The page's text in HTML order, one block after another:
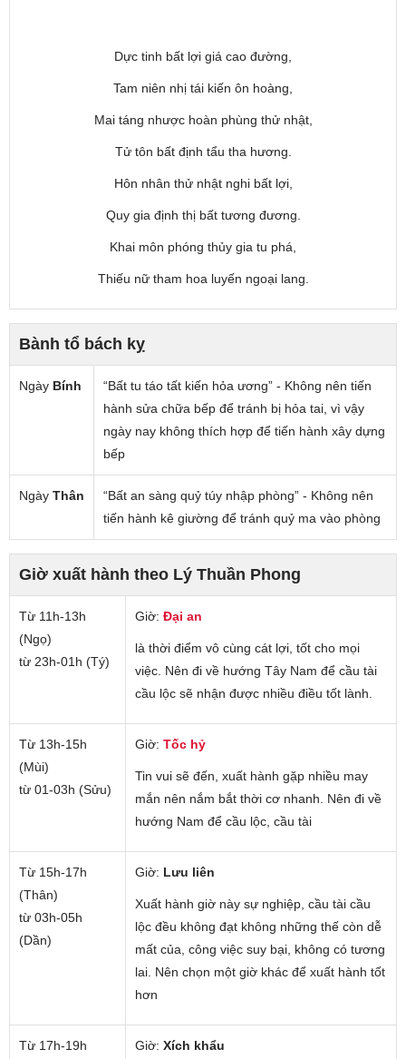
Dực tinh bất lợi giá cao đường,
Tam niên nhị tái kiến ôn hoàng,
Mai táng nhược hoàn phùng thử nhật,
Tử tôn bất định tẩu tha hương.
Hôn nhân thử nhật nghi bất lợi,
Quy gia định thị bất tương đương.
Khai môn phóng thủy gia tu phá,
Thiếu nữ tham hoa luyến ngoại lang.
Bành tổ bách kỵ
Ngày Bính
“Bất tu táo tất kiến hỏa ương” - Không nên tiến
hành sửa chữa bếp để tránh bị hỏa tai, vì vậy
ngày nay không thích hợp để tiến hành xây dựng
bếp
Ngày Thân
“Bất an sàng quỷ túy nhập phòng” - Không nên
tiến hành kê giường để tránh quỷ ma vào phòng
Giờ xuất hành theo Lý Thuần Phong
Từ 11h-13h
(Ngọ)
từ 23h-01h (Tý)
Giờ: Đại an
là thời điểm vô cùng cát lợi, tốt cho mọi
việc. Nên đi về hướng Tây Nam để cầu tài
cầu lộc sẽ nhận được nhiều điều tốt lành.
Từ 13h-15h
(Mùi)
từ 01-03h (Sửu)
Giờ: Tốc hỷ
Tin vui sẽ đến, xuất hành gặp nhiều may
mắn nên nắm bắt thời cơ nhanh. Nên đi về
hướng Nam để cầu lộc, cầu tài
Từ 15h-17h
(Thân)
từ 03h-05h
(Dần)
Giờ: Lưu liên
Xuất hành giờ này sự nghiệp, cầu tài cầu
lộc đều không đạt không những thế còn dễ
mất của, công việc suy bại, không có tương
lai. Nên chọn một giờ khác để xuất hành tốt
hơn
Từ 17h-19h
Giờ: Xích khẩu